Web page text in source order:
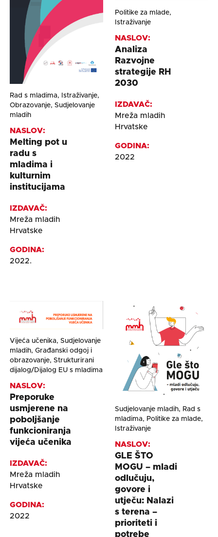
Rad s mladima, Istraživanje,
Obrazovanje, Sudjelovanje
mladih
NASLOV:
Melting pot u
radu s
mladima i
kulturnim
institucijama
IZDAVAČ:
Mreža mladih
Hrvatske
GODINA:
2022.
Politike za mlade,
Istraživanje
NASLOV:
Analiza
Razvojne
strategije RH
2030
IZDAVAČ:
Mreža mladih
Hrvatske
GODINA:
2022
Vijeća učenika, Sudjelovanje
mladih, Građanski odgoj i
obrazovanje, Strukturirani
dijalog/Dijalog EU s mladima
NASLOV:
Preporuke
usmjerene na
poboljšanje
funkcioniranja
vijeća učenika
IZDAVAČ:
Mreža mladih
Hrvatske
GODINA:
2022
Sudjelovanje mladih, Rad s
mladima, Politike za mlade,
Istraživanje
NASLOV:
GLE ŠTO
MOGU – mladi
odlučuju,
govore i
utječu: Nalazi
s terena –
prioriteti i
potrebe